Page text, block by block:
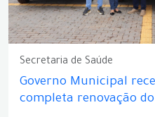
Secretaria de Saúde
Governo Municipal
completa renovação